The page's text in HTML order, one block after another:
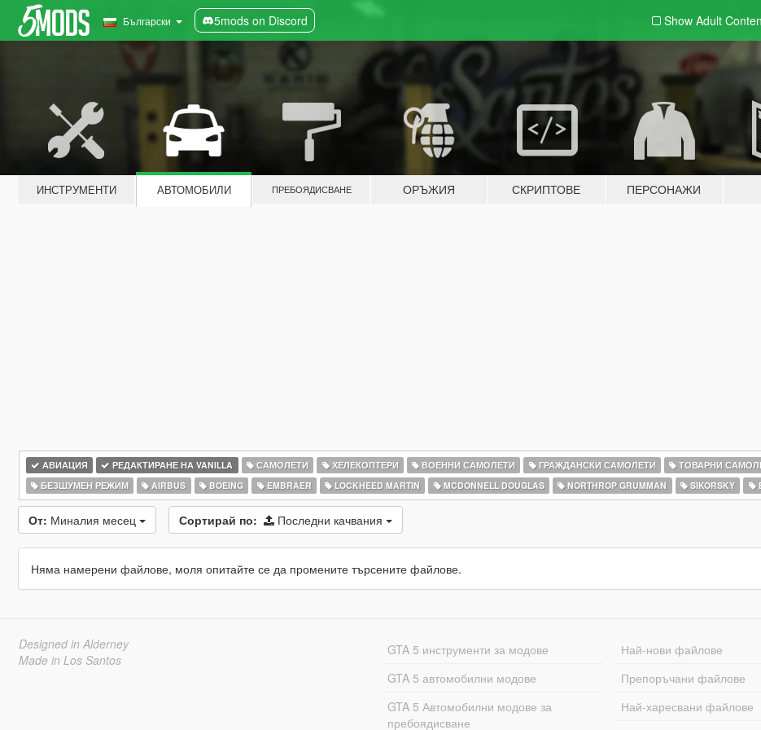
Български 5mods on Discord Show Adult
ИНСТРУМЕНТИ АВТОМОБИЛИ ПРЕБОЯДИСВАНЕ ОРЪЖИЯ СКРИПТОВЕ ПЕРСОНАЖИ
АВИАЦИЯ РЕДАКТИРАНЕ НА VANILLA САМОЛЕТИ ХЕЛЕКОПТЕРИ ВОЕННИ САМОЛЕТИ ГРАЖДАНСКИ САМОЛЕТИ ТОВАРНИ
БЕЗШУМЕН РЕЖИМ
AIRBUS BOEING EMBRAER LOCKHEED MARTIN MCDONNELL DOUGLAS NORTHROP GRUMMAN SIKORSKY
От: Миналия месец Сортирай по: Последни качвания
Няма намерени файлове, моля опитайте се да промените търсените файлове.
Designed in Alderney
Made in Los Santos
GTA 5 инструменти за модове
GTA 5 автомобилни модове
GTA 5 Автомобилни модове за
пребоядисване
Най-нови файлове
Препоръчани файлове
Най-харесвани файлове